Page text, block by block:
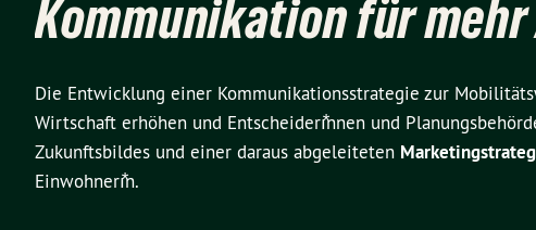
Kommunikation für
Die Entwicklung einer Kommunikationsstrategie zur
Wirtschaft erhöhen und Entscheiderı⃰nnen und
Zukunftsbildes und einer daraus abgeleiteten
Einwohnerı⃰n.